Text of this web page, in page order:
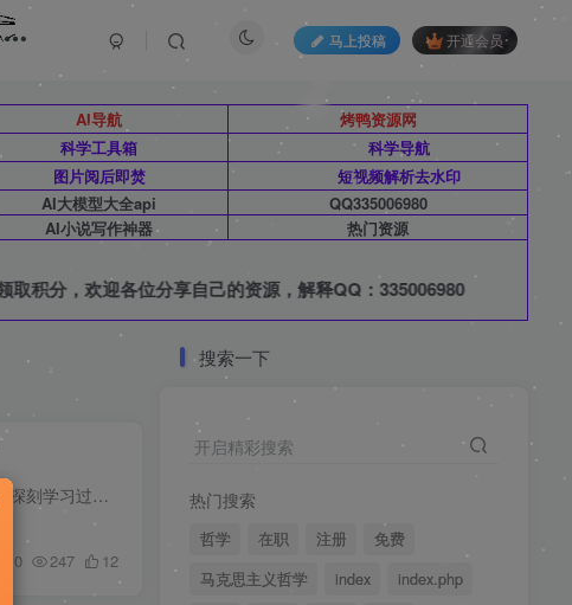
马上投稿 开通会员
AI导航
烤鸭资源网
科学工具箱
科学导航
图片阅后即焚
短视频解析去水印
AI大模型大全api
QQ335006980
AI小说写作神器 热门资源
到领取积分，欢迎各位分享自己的资源，解释QQ：335006980
考研人社区（科研人社区）投稿手册是为了让新注册的网友更快的学习网站相关规范，当然如果您通过了投稿考试测试也证明了你是深刻学习过相关社区的规章制度的！投稿规范手册的建立初衷是为了净化...
0 247 12
搜索一下
开启精彩搜索
热门搜索
哲学 在职 注册
免费
马克思主义哲学
index
index.php
❄